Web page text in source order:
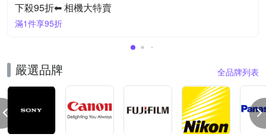
下殺95折⬅︎ 相機大特賣
滿1件享95折
嚴選品牌 全品牌列表